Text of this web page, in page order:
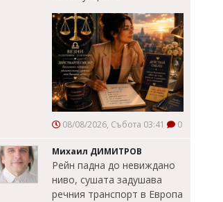
08/08/2026, Събота 03:41 0
Михаил ДИМИТРОВ
Рейн падна до невиждано
ниво, сушата задушава
речния транспорт в Европа